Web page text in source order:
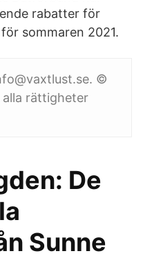
rabatter för
sommaren 2021.
©
alla rättigheter
De
Sunne